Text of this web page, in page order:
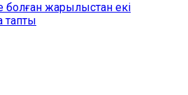
болған жарылыстан екі
тапты